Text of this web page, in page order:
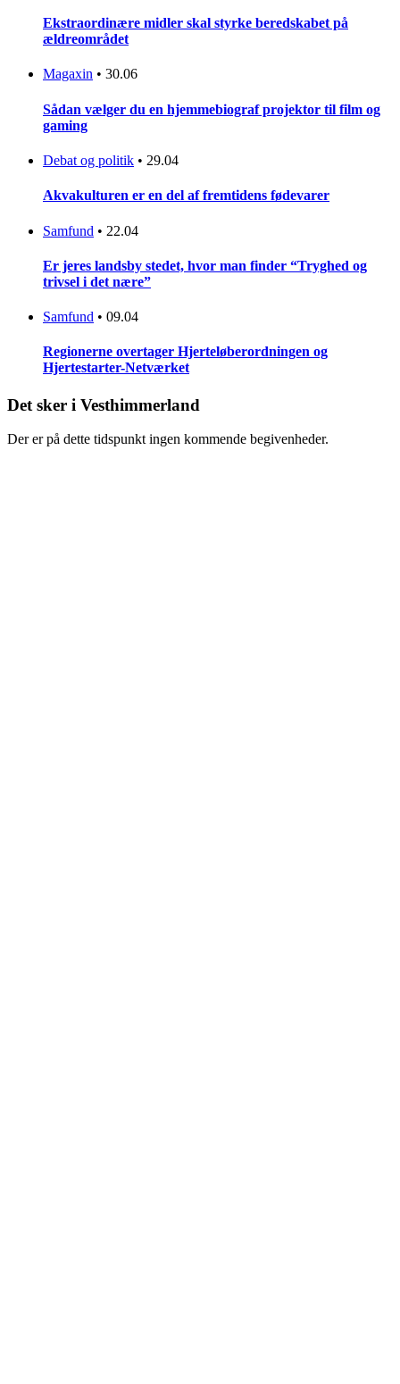
Ekstraordinære midler skal styrke beredskabet på
ældreområdet
Magaxin • 30.06
Sådan vælger du en hjemmebiograf projektor til film og
gaming
Debat og politik • 29.04
Akvakulturen er en del af fremtidens fødevarer
Samfund • 22.04
Er jeres landsby stedet, hvor man finder “Tryghed og
trivsel i det nære”
Samfund • 09.04
Regionerne overtager Hjerteløberordningen og
Hjertestarter-Netværket
Det sker i Vesthimmerland
Der er på dette tidspunkt ingen kommende begivenheder.